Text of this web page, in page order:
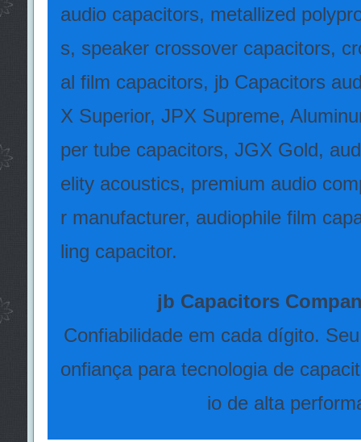
audio capacitors, metallized
s, speaker crossover capacitors,
al film capacitors, jb Capacitors
X Superior, JPX Supreme,
per tube capacitors, JGX Gold,
elity acoustics, premium audio
r manufacturer, audiophile film
ling capacitor.
jb Capacitors
Confiabilidade em cada dígito.
onfiança para tecnologia de
io de alta